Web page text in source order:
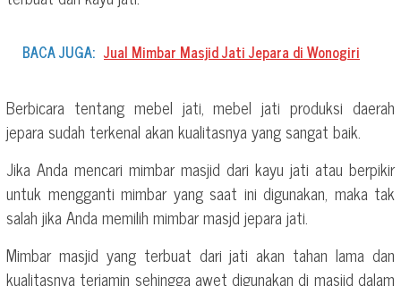
BACA JUGA: Jual Mimbar Masjid Jati Jepara di Wonogiri
Berbicara tentang mebel jati, mebel jati produksi daerah
jepara sudah terkenal akan kualitasnya yang sangat baik.
Jika Anda mencari mimbar masjid dari kayu jati atau berpikir
untuk mengganti mimbar yang saat ini digunakan, maka tak
salah jika Anda memilih mimbar masjd jepara jati.
Mimbar masjid yang terbuat dari jati akan tahan lama dan
kualitasnya terjamin sehingga awet digunakan di masjid dalam